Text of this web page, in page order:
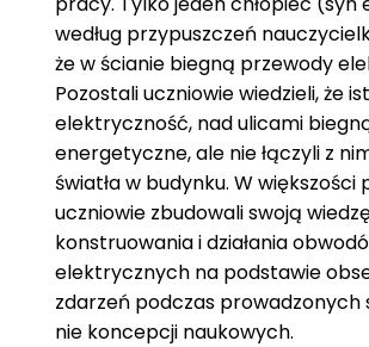
według przypuszczeń
że w ścianie biegną przewody
Pozostali uczniowie wiedzieli, że
elektryczność, nad ulicami
energetyczne, ale nie łączyli z
światła w budynku. W
uczniowie zbudowali swoją
konstruowania i działania
elektrycznych na podstawie
zdarzeń podczas prowadzonych
nie koncepcji naukowych.